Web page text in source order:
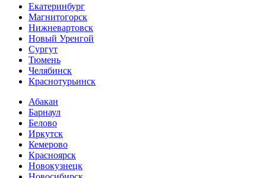
Екатеринбург
Магнитогорск
Нижневартовск
Новый Уренгой
Сургут
Тюмень
Челябинск
Краснотурьинск
Абакан
Барнаул
Белово
Иркутск
Кемерово
Красноярск
Новокузнецк